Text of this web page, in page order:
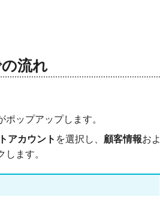
流れ
ポップアップします。
アカウント を選択し、 顧客情報およ
ます。